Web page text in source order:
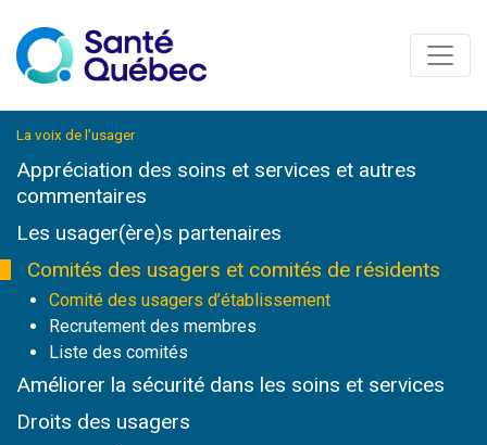
La voix de l’usager
Appréciation des soins et services et autres
commentaires
Les usager(ère)s partenaires
Comités des usagers et comités de résidents
Comité des usagers d’établissement
Recrutement des membres
Liste des comités
Améliorer la sécurité dans les soins et services
Droits des usagers